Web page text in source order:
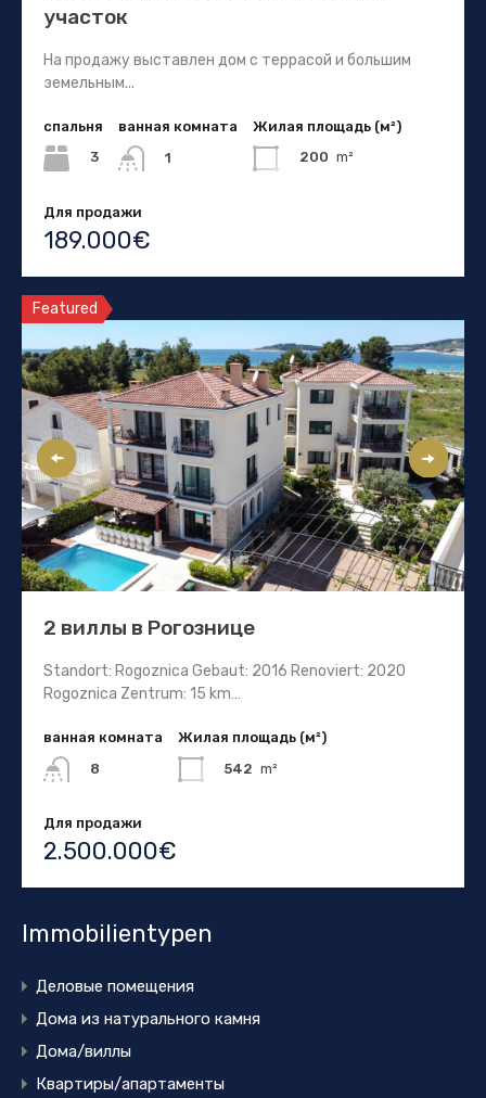
участок
На продажу выставлен дом с террасой и большим
земельным...
спальня
3
ванная комната
1
Жилая площадь (м²)
200 m²
Для продажи
189.000€
Featured
2 виллы в Рогознице
Standort: Rogoznica Gebaut: 2016 Renoviert: 2020
Rogoznica Zentrum: 15 km…
ванная комната
8
Жилая площадь (м²)
542 m²
Для продажи
2.500.000€
Immobilientypen
Деловые помещения
Дома из натурального камня
Дома/виллы
Квартиры/апартаменты